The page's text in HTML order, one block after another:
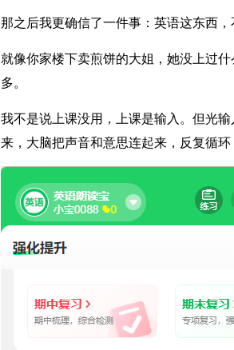
那之后我更确信了一件事：英语这东西
就像你家楼下卖煎饼的大姐，她没上过
多。
我不是说上课没用，上课是输入。但光
来，大脑把声音和意思连起来，反复循环